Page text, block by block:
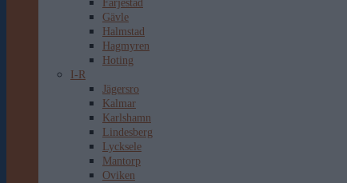
Färjestad
Gävle
Halmstad
Hagmyren
Hoting
I-R
Jägersro
Kalmar
Karlshamn
Lindesberg
Lycksele
Mantorp
Oviken